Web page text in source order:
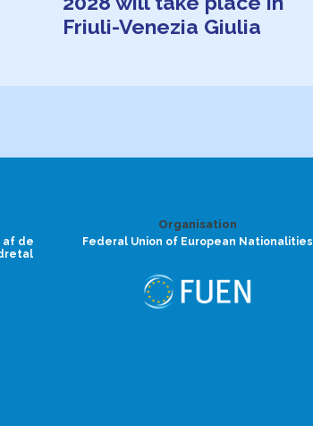
Friuli-Venezia Giulia
af de
Organisation
Federal Union of European Nationalities